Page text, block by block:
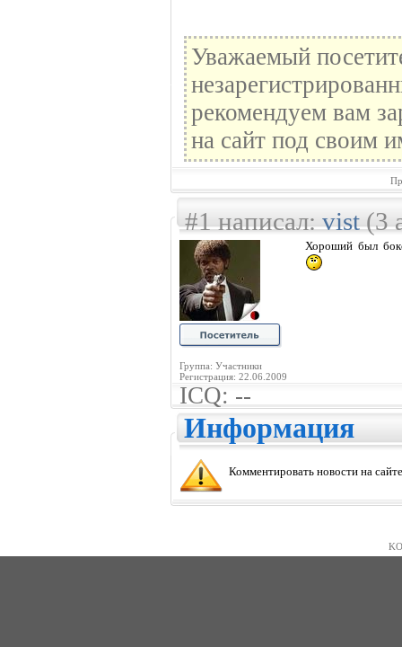
Уважаемый
рекомендуем вам
на сайт под своим
#1 написал:vist(3
Группа: Участники
Регистрация: 22.06.2009
Хороший был
ICQ: --
Информация
Комментировать новости на